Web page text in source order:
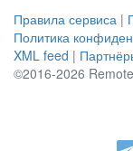
Правила сервиса |
Политика
XML feed |
©2016-2026